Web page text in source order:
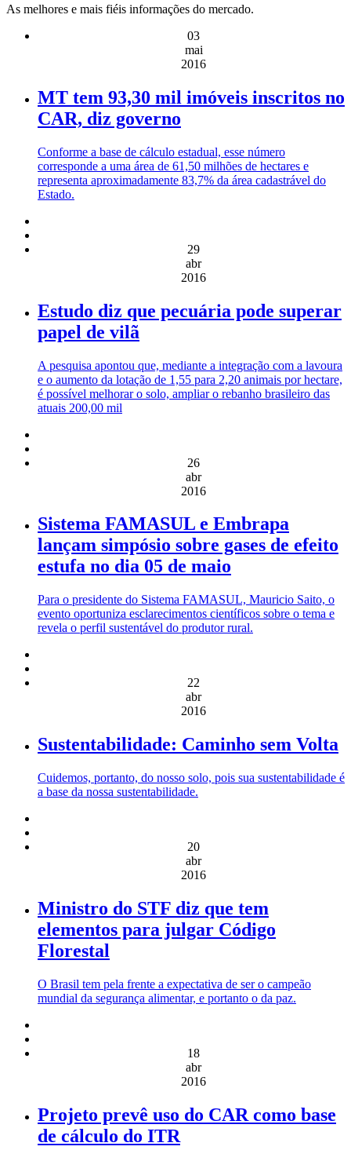
As melhores e mais fiéis informações do mercado.
03
mai
2016
MT tem 93,30 mil imóveis inscritos no
CAR, diz governo
Conforme a base de cálculo estadual, esse número
corresponde a uma área de 61,50 milhões de hectares e
representa aproximadamente 83,7% da área cadastrável do
Estado.
29
abr
2016
Estudo diz que pecuária pode superar
papel de vilã
A pesquisa apontou que, mediante a integração com a lavoura
e o aumento da lotação de 1,55 para 2,20 animais por hectare,
é possível melhorar o solo, ampliar o rebanho brasileiro das
atuais 200,00 mil
26
abr
2016
Sistema FAMASUL e Embrapa
lançam simpósio sobre gases de efeito
estufa no dia 05 de maio
Para o presidente do Sistema FAMASUL, Mauricio Saito, o
evento oportuniza esclarecimentos científicos sobre o tema e
revela o perfil sustentável do produtor rural.
22
abr
2016
Sustentabilidade: Caminho sem Volta
Cuidemos, portanto, do nosso solo, pois sua sustentabilidade é
a base da nossa sustentabilidade.
20
abr
2016
Ministro do STF diz que tem
elementos para julgar Código
Florestal
O Brasil tem pela frente a expectativa de ser o campeão
mundial da segurança alimentar, e portanto o da paz.
18
abr
2016
Projeto prevê uso do CAR como base
de cálculo do ITR